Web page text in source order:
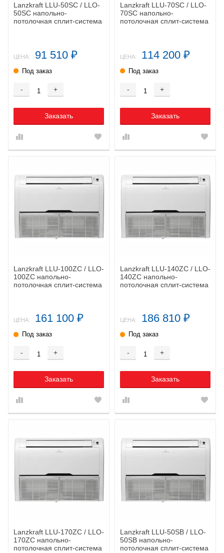
Lanzkraft LLU-50SС / LLO-
50SС напольно-
потолочная сплит-система
ЦЕНА: 91 510 ₽
Под заказ
- +
Заказать
Lanzkraft LLU-70SС / LLO-
70SС напольно-
потолочная сплит-система
ЦЕНА: 114 200 ₽
Под заказ
- +
Заказать
Lanzkraft LLU-100ZС / LLO-
100ZС напольно-
потолочная сплит-система
ЦЕНА: 161 100 ₽
Под заказ
- +
Заказать
Lanzkraft LLU-140ZС / LLO-
140ZС напольно-
потолочная сплит-система
ЦЕНА: 186 810 ₽
Под заказ
- +
Заказать
Lanzkraft LLU-170ZС / LLO-
170ZС напольно-
потолочная сплит-система
Lanzkraft LLU-50SB / LLO-
50SB напольно-
потолочная сплит-система